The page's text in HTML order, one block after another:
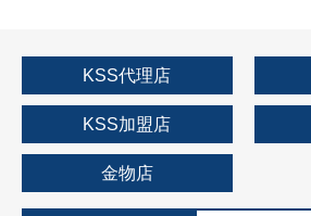
KSS代理店
KSS加盟店
金物店